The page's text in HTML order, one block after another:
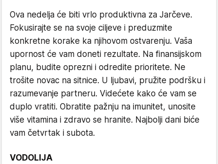
Ova nedelja će biti vrlo produktivna za Jarčeve.
Fokusirajte se na svoje ciljeve i preduzmite
konkretne korake ka njihovom ostvarenju. Vaša
upornost će vam doneti rezultate. Na finansijskom
planu, budite oprezni i odredite prioritete. Ne
trošite novac na sitnice. U ljubavi, pružite podršku i
razumevanje partneru. Videćete kako će vam se
duplo vratiti. Obratite pažnju na imunitet, unosite
više vitamina i zdravo se hranite. Najbolji dani biće
vam četvrtak i subota.
VODOLIJA